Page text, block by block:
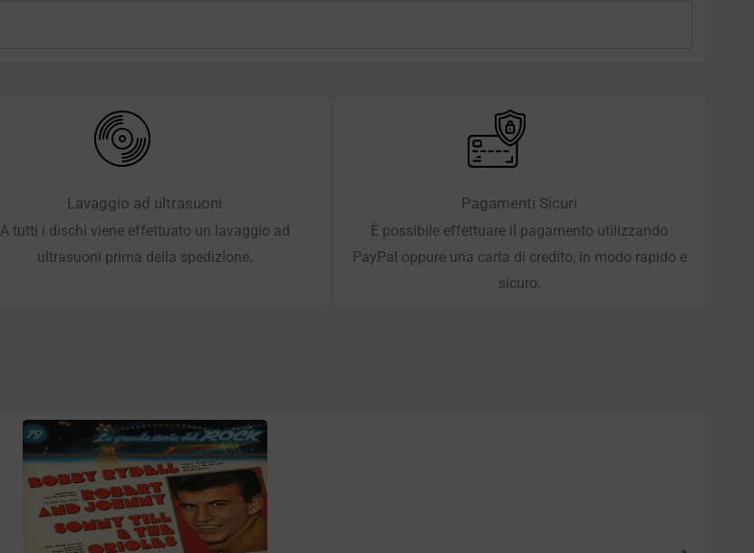
Lavaggio ad ultrasuoni
A tutti i dischi viene effettuato un lavaggio ad
ultrasuoni prima della spedizione.
Pagamenti Sicuri
È possibile effettuare il pagamento utilizzando
PayPal oppure una carta di credito, in modo rapido e
sicuro.